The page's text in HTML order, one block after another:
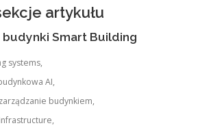
artykułu
Smart Building
systems,
AI,
budynkiem,